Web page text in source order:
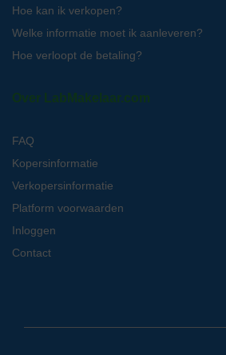
Hoe kan ik verkopen?
Welke informatie moet ik aanleveren?
Hoe verloopt de betaling?
Over LabMakelaar.com
FAQ
Kopersinformatie
Verkopersinformatie
Platform voorwaarden
Inloggen
Contact